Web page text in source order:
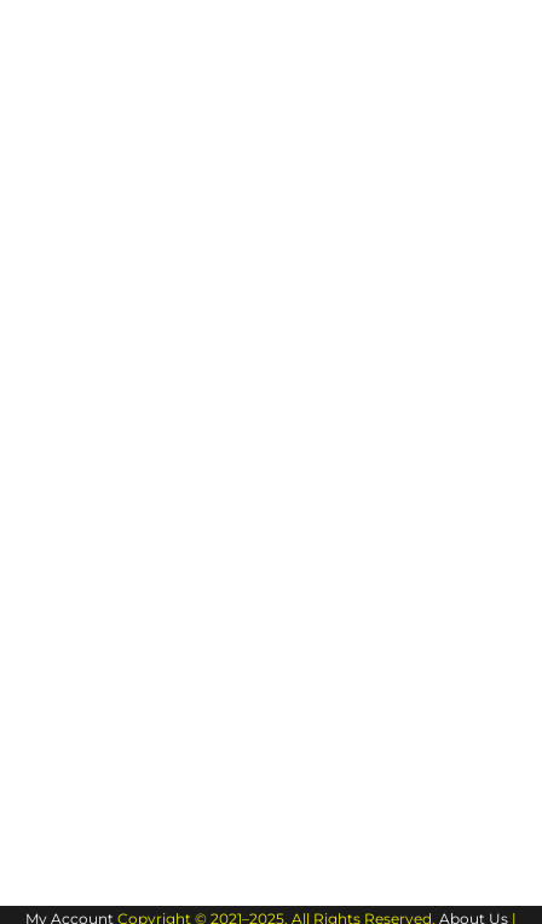
My Account Copyright © 2021–2025. All Rights Reserved. About Us |